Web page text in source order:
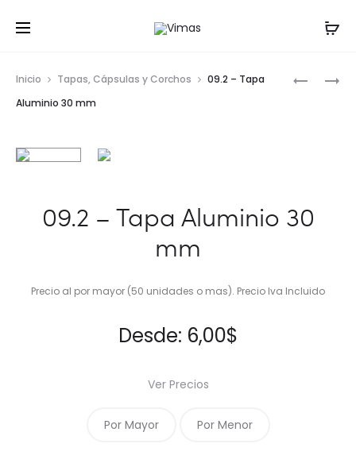
Inicio Tapas, Cápsulas y Corchos
09.2 – Tapa
Aluminio 30 mm
09.2 – Tapa Aluminio 30
mm
Precio al por mayor (50 unidades o mas). Precio Iva Incluido
Desde: 6,00$
Ver Precios
Por Mayor Por Menor